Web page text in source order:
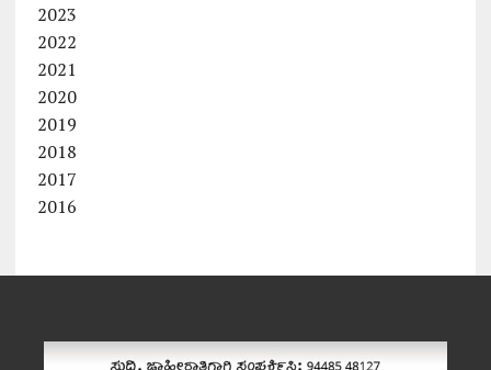
2023
2022
2021
2020
2019
2018
2017
2016